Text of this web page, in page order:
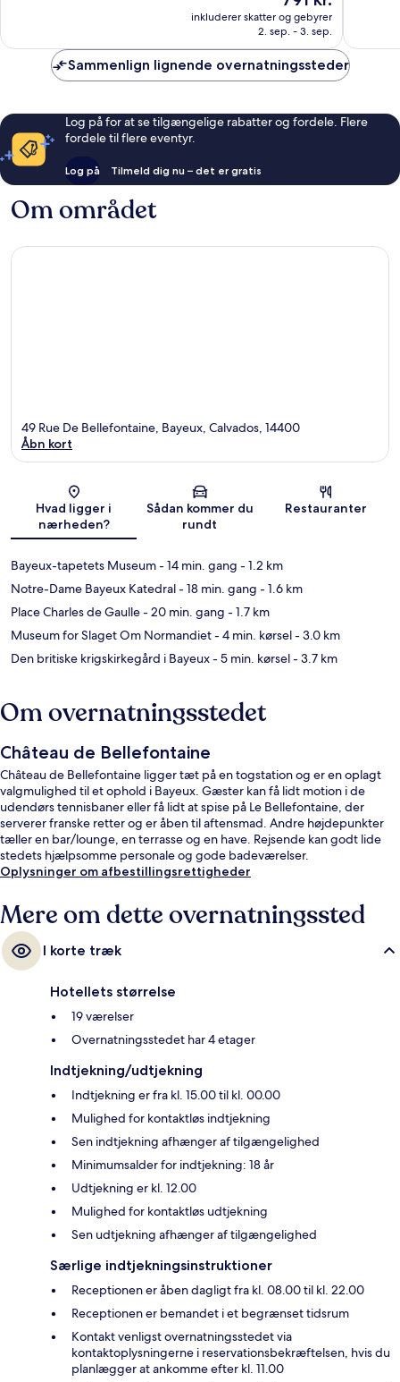
er
791 kr.
inkluderer skatter og gebyrer
2. sep. - 3. sep.
Sammenlign lignende overnatningssteder
Log på for at se tilgængelige rabatter og fordele. Flere
fordele til flere eventyr.
Log på Tilmeld dig nu – det er gratis
Om området
Kort
49 Rue De Bellefontaine, Bayeux, Calvados, 14400
Åbn kort
Hvad ligger i
nærheden?
Sådan kommer du
rundt
Restauranter
Bayeux-tapetets Museum- 14 min. gang - 1.2 km
Notre-Dame Bayeux Katedral- 18 min. gang - 1.6 km
Place Charles de Gaulle- 20 min. gang - 1.7 km
Museum for Slaget Om Normandiet- 4 min. kørsel- 3.0 km
Den britiske krigskirkegård i Bayeux- 5 min. kørsel- 3.7 km
Om overnatningsstedet
Château de Bellefontaine
Château de Bellefontaine ligger tæt på en togstation og er en oplagt
valgmulighed til et ophold i Bayeux. Gæster kan få lidt motion i de
udendørs tennisbaner eller få lidt at spise på Le Bellefontaine, der
serverer franske retter og er åben til aftensmad. Andre højdepunkter
tæller en bar/lounge, en terrasse og en have. Rejsende kan godt lide
stedets hjælpsomme personale og gode badeværelser.
Oplysninger om afbestillingsrettigheder
Mere om dette overnatningssted
I korte træk
Hotellets størrelse
19 værelser
Overnatningsstedet har 4 etager
Indtjekning/udtjekning
Indtjekning er fra kl. 15.00 til kl. 00.00
Mulighed for kontaktløs indtjekning
Sen indtjekning afhænger af tilgængelighed
Minimumsalder for indtjekning: 18 år
Udtjekning er kl. 12.00
Mulighed for kontaktløs udtjekning
Sen udtjekning afhænger af tilgængelighed
Særlige indtjekningsinstruktioner
Receptionen er åben dagligt fra kl. 08.00 til kl. 22.00
Receptionen er bemandet i et begrænset tidsrum
Kontakt venligst overnatningsstedet via
kontaktoplysningerne i reservationsbekræftelsen, hvis du
planlægger at ankomme efter kl. 11.00